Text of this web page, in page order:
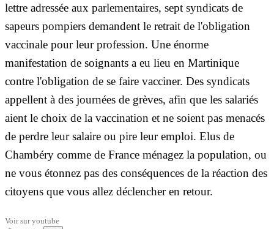
lettre adressée aux parlementaires, sept syndicats de
sapeurs pompiers demandent le retrait de l'obligation
vaccinale pour leur profession. Une énorme
manifestation de soignants a eu lieu en Martinique
contre l'obligation de se faire vacciner. Des syndicats
appellent à des journées de grèves, afin que les salariés
aient le choix de la vaccination et ne soient pas menacés
de perdre leur salaire ou pire leur emploi. Elus de
Chambéry comme de France ménagez la population, ou
ne vous étonnez pas des conséquences de la réaction des
citoyens que vous allez déclencher en retour.
Voir suryoutube